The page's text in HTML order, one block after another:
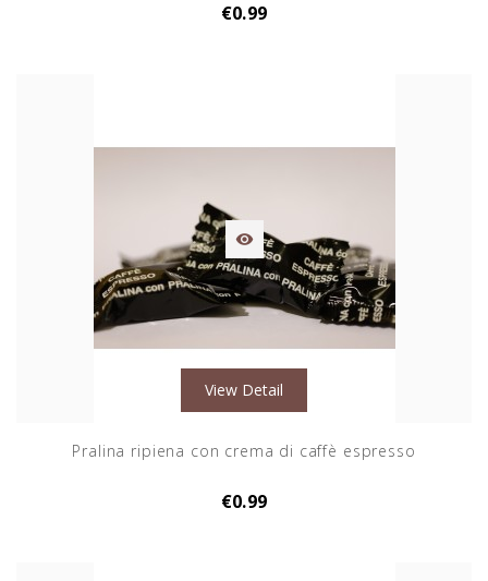
€0.99

View Detail
Pralina ripiena con crema di caffè espresso
€0.99